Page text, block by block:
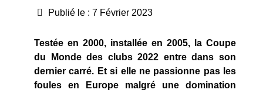
Publié le : 7 Février 2023
Testée en 2000, installée en 2005, la Coupe
du Monde des clubs 2022 entre dans son
dernier carré. Et si elle ne passionne pas les
foules en Europe malgré une domination